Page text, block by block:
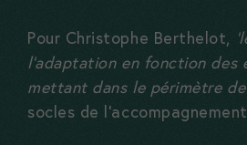
Pour Christophe Berthelot,
l’adaptation en fonction des
mettant dans le périmètre de
socles de